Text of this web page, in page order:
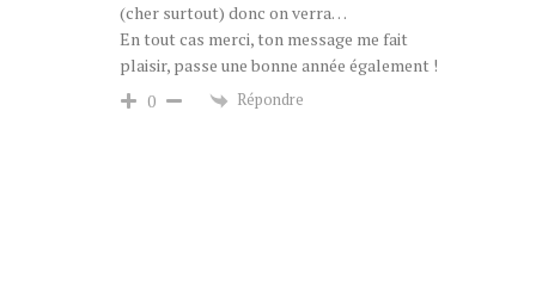
(cher surtout) donc on verra…
En tout cas merci, ton message me fait
plaisir, passe une bonne année également !
0 Répondre